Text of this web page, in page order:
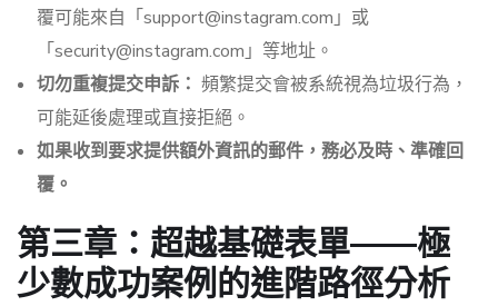
覆可能來自「support@instagram.com」或
「security@instagram.com」等地址。
切勿重複提交申訴： 頻繁提交會被系統視為垃圾行為，
可能延後處理或直接拒絕。
如果收到要求提供額外資訊的郵件，務必及時、準確回
覆。
第三章：超越基礎表單——極
少數成功案例的進階路徑分析